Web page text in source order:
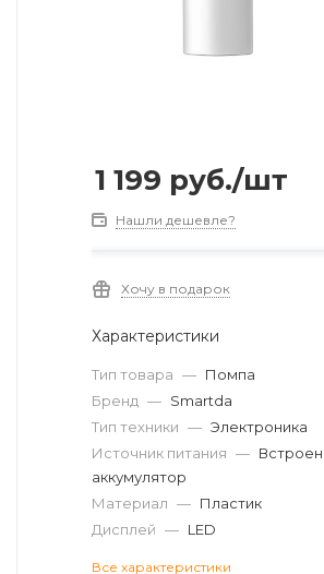
1 199 руб./шт
Нашли дешевле?
Хочу в подарок
Характеристики
Тип товара — Помпа
Бренд — Smartda
Тип техники — Электроника
Источник питания —
аккумулятор
Материал — Пластик
Дисплей — LED
Все характеристики